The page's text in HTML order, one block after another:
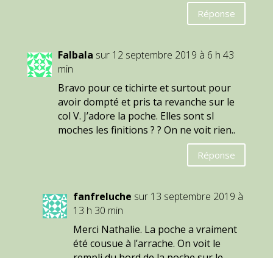
Réponse
Falbala sur 12 septembre 2019 à 6 h 43
min
Bravo pour ce tichirte et surtout pour
avoir dompté et pris ta revanche sur le
col V. J’adore la poche. Elles sont sI
moches les finitions ? ? On ne voit rien..
Réponse
fanfreluche sur 13 septembre 2019 à
13 h 30 min
Merci Nathalie. La poche a vraiment
été cousue à l’arrache. On voit le